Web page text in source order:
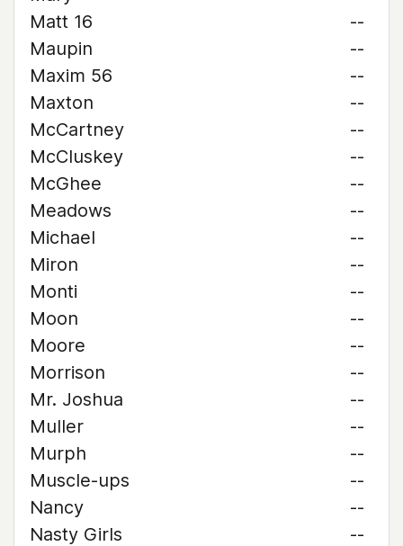
Matt 16
--
Maupin
--
Maxim 56
--
Maxton
--
McCartney
--
McCluskey
--
McGhee
--
Meadows
--
Michael
--
Miron
--
Monti
--
Moon
--
Moore
--
Morrison
--
Mr. Joshua
--
Muller
--
Murph
--
Muscle-ups
--
Nancy
--
Nasty Girls
--